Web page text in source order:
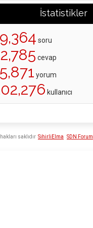
İstatistikler
soru
cevap
yorum
kullanıcı
SihirliElma SDN Forum
saklıdır